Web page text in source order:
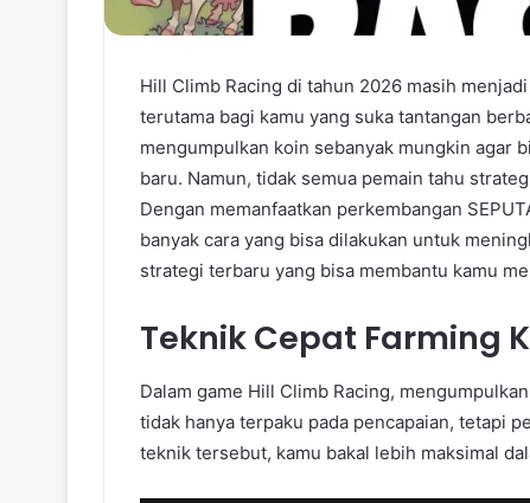
Hill Climb Racing di tahun 2026 masih
terutama bagi kamu yang suka tantangan
mengumpulkan koin sebanyak mungkin agar
baru. Namun, tidak semua pemain tahu
Dengan memanfaatkan perkembangan
banyak cara yang bisa dilakukan untuk
strategi terbaru yang bisa membantu kamu
Teknik Cepat Farming
Dalam game Hill Climb Racing,
tidak hanya terpaku pada pencapaian, tetapi
teknik tersebut, kamu bakal lebih maksimal